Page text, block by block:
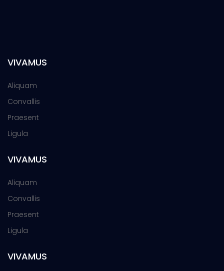
VIVAMUS
Aliquam
Convallis
Praesent
Ligula
VIVAMUS
Aliquam
Convallis
Praesent
Ligula
VIVAMUS